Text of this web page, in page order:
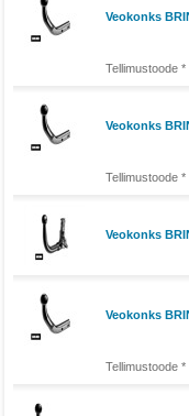
Veokonks
Tellimustoode *
Veokonks
Tellimustoode *
Veokonks
Veokonks
Tellimustoode *